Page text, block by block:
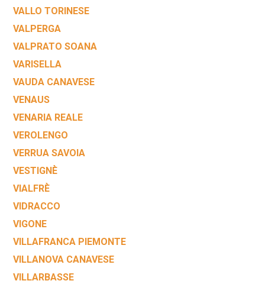
VALLO TORINESE
VALPERGA
VALPRATO SOANA
VARISELLA
VAUDA CANAVESE
VENAUS
VENARIA REALE
VEROLENGO
VERRUA SAVOIA
VESTIGNÈ
VIALFRÈ
VIDRACCO
VIGONE
VILLAFRANCA PIEMONTE
VILLANOVA CANAVESE
VILLARBASSE